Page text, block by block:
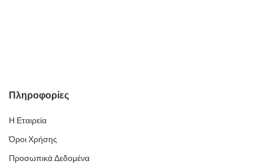
Πληροφορίες
Η Εταιρεία
Όροι Χρήσης
Προσωπικά Δεδομένα